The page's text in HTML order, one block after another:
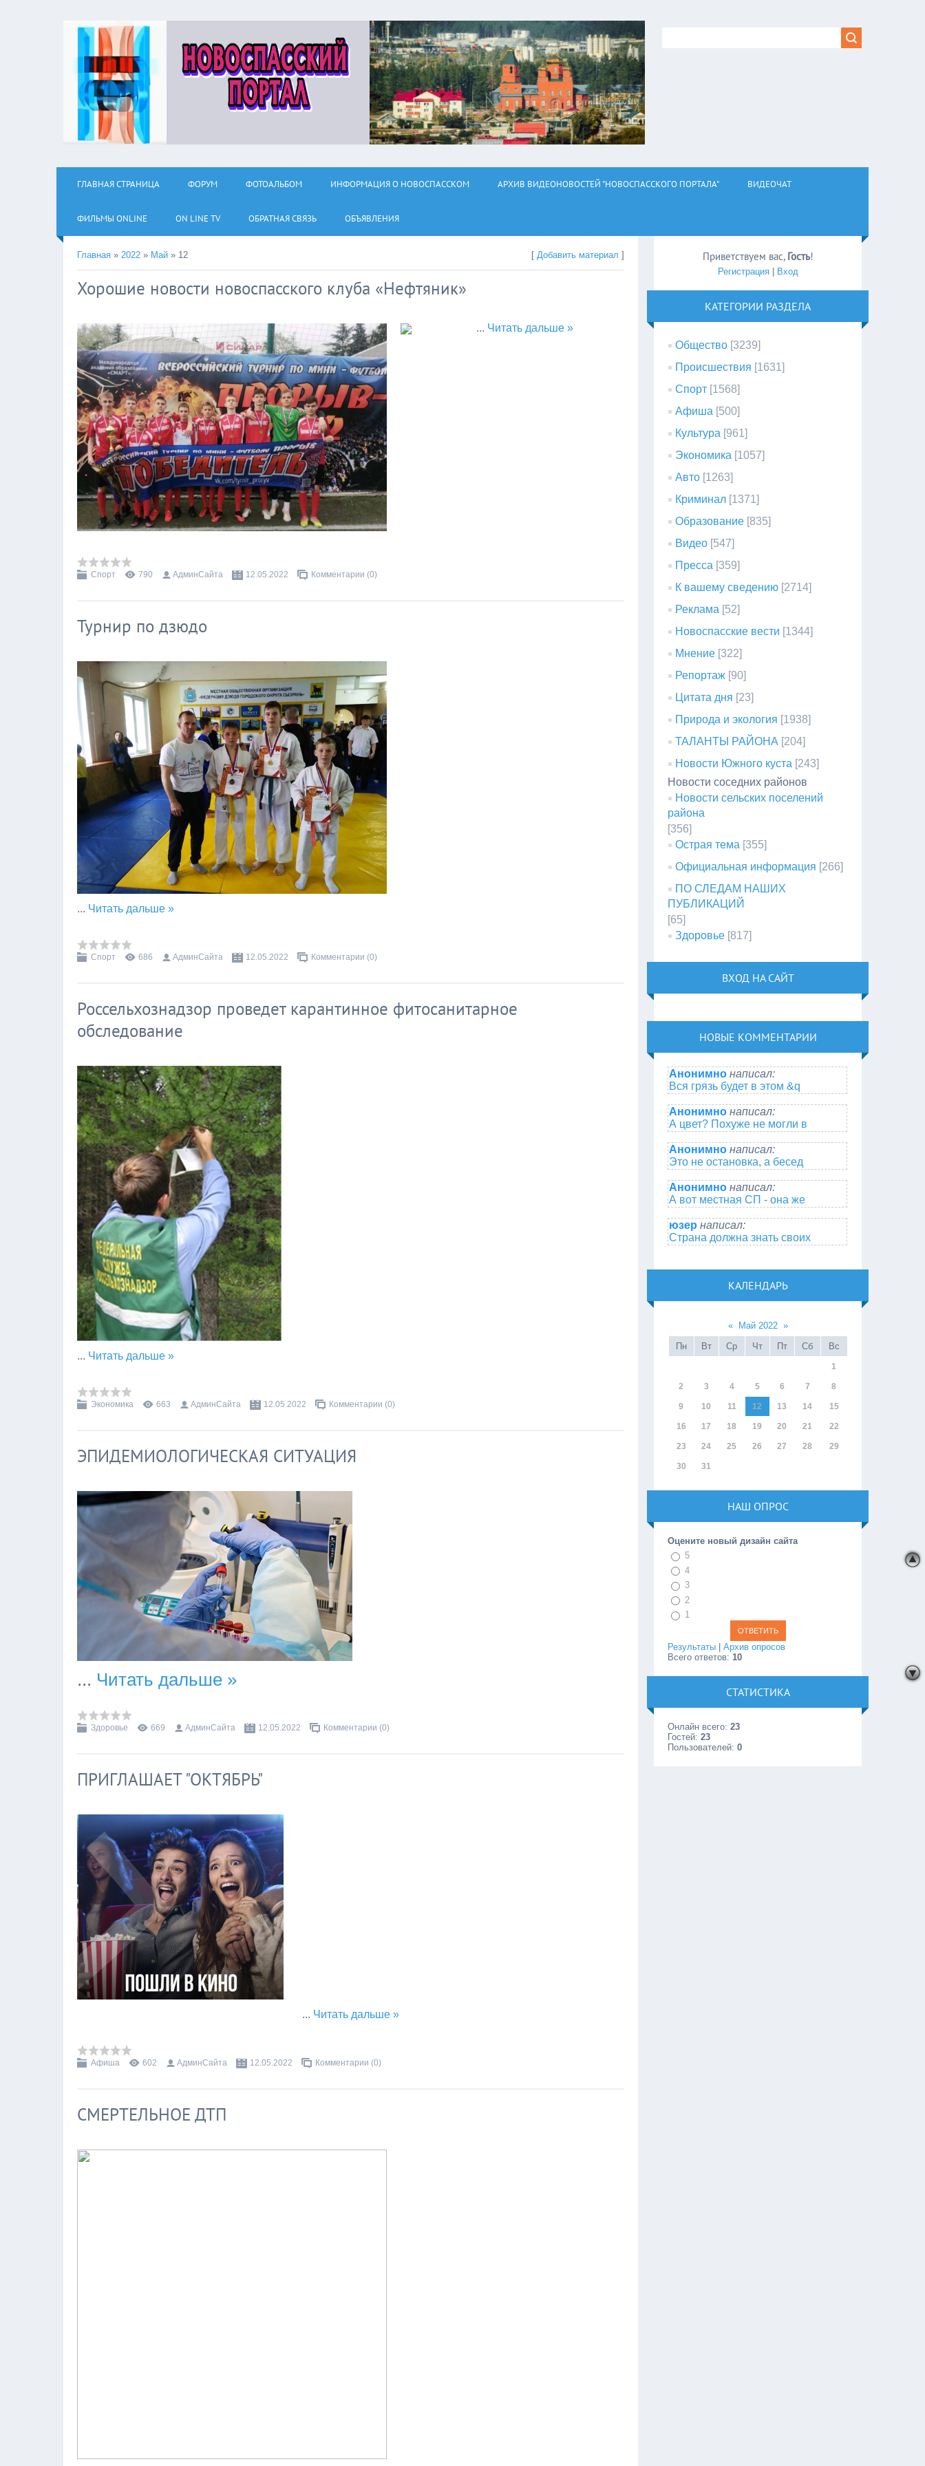
ГЛАВНАЯ СТРАНИЦА ФОРУМ ФОТОАЛЬБОМ ИНФОРМАЦИЯ О НОВОСПАССКОМ АРХИВ ВИДЕОНОВОСТЕЙ "НОВОСПАССКОГО ПОРТАЛА" ВИДЕОЧАТ
ФИЛЬМЫ ОNLINE ON LINE TV ОБРАТНАЯ СВЯЗЬ ОБЪЯВЛЕНИЯ
Главная » 2022 » Май » 12 [Добавить материал ]
Хорошие новости новоспасского клуба «Нефтяник»
... Читать дальше »
Спорт 790 АдминСайта 12.05.2022 Комментарии (0)
Турнир по дзюдо
... Читать дальше »
Спорт 686 АдминСайта 12.05.2022 Комментарии (0)
Россельхознадзор проведет карантинное фитосанитарное
обследование
... Читать дальше »
Экономика 663 АдминСайта 12.05.2022 Комментарии (0)
ЭПИДЕМИОЛОГИЧЕСКАЯ СИТУАЦИЯ
... Читать дальше »
Здоровье 669 АдминСайта 12.05.2022 Комментарии (0)
ПРИГЛАШАЕТ "ОКТЯБРЬ"
... Читать дальше »
Афиша 602 АдминСайта 12.05.2022 Комментарии (0)
СМЕРТЕЛЬНОЕ ДТП
Приветствуем вас, Гость!
Регистрация| Вход
КАТЕГОРИИ РАЗДЕЛА
Общество [3239]
Происшествия [1631]
Спорт [1568]
Афиша [500]
Культура [961]
Экономика [1057]
Авто [1263]
Криминал [1371]
Образование [835]
Видео [547]
Пресса [359]
К вашему сведению [2714]
Реклама [52]
Новоспасские вести [1344]
Мнение [322]
Репортаж [90]
Цитата дня [23]
Природа и экология [1938]
ТАЛАНТЫ РАЙОНА [204]
Новости Южного куста [243]
Новости соседних районов
Новости сельских поселений
района
[356]
Острая тема [355]
Официальная информация [266]
ПО СЛЕДАМ НАШИХ
ПУБЛИКАЦИЙ
[65]
Здоровье [817]
ВХОД НА САЙТ
НОВЫЕ КОММЕНТАРИИ
Анонимно написал:
Вся грязь будет в этом &q
Анонимно написал:
А цвет? Похуже не могли в
Анонимно написал:
Это не остановка, а бесед
Анонимно написал:
А вот местная СП - она же
юзер написал:
Страна должна знать своих
КАЛЕНДАРЬ
« Май 2022 »
Пн
Вт Ср Чт Пт Сб Вс
1
2 3 4 5 6 7 8
9 10 11 12 13 14 15
16 17 18 19 20 21 22
23 24 25 26 27 28 29
30 31
НАШ ОПРОС
Оцените новый дизайн сайта
5
4
3
2
1
Результаты |Архив опросов
Всего ответов: 10
СТАТИСТИКА
Онлайн всего:23
Гостей:23
Пользователей:0